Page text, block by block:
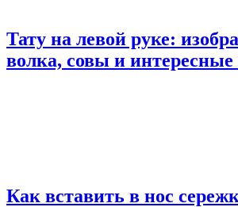
Тату на левой руке:
волка, совы и
Как вставить в нос